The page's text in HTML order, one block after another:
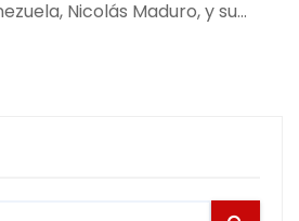
Nicolás Maduro, y su…